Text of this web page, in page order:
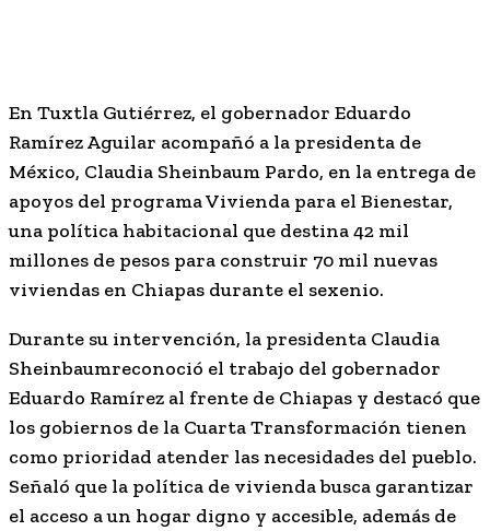
En Tuxtla Gutiérrez, el gobernador Eduardo
Ramírez Aguilar acompañó a la presidenta de
México, Claudia Sheinbaum Pardo, en la entrega de
apoyos del programa Vivienda para el Bienestar,
una política habitacional que destina 42 mil
millones de pesos para construir 70 mil nuevas
viviendas en Chiapas durante el sexenio.
Durante su intervención, la presidenta Claudia
Sheinbaumreconoció el trabajo del gobernador
Eduardo Ramírez al frente de Chiapas y destacó que
los gobiernos de la Cuarta Transformación tienen
como prioridad atender las necesidades del pueblo.
Señaló que la política de vivienda busca garantizar
el acceso a un hogar digno y accesible, además de